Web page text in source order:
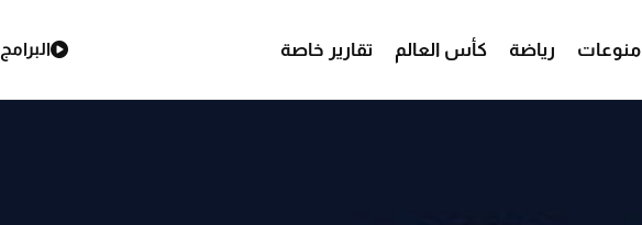
منوعات رياضة كأس العالم تقارير خاصة البرامج